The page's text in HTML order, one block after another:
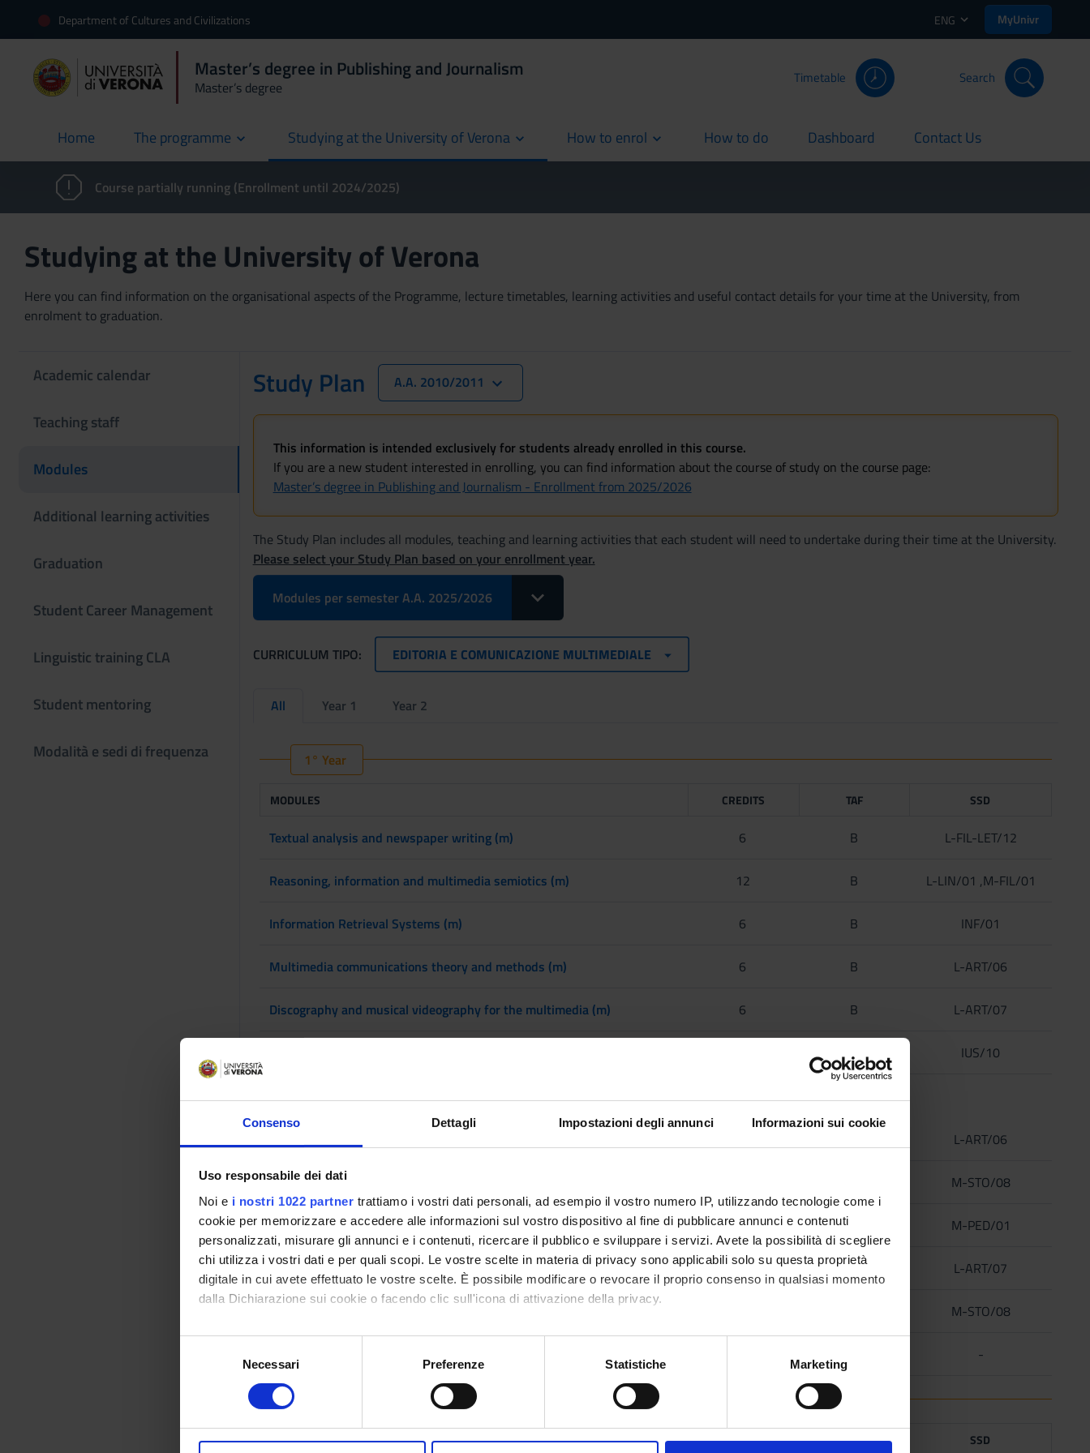
Consenso Dettagli Impostazioni degli annunci Informazioni sui cookie
Uso responsabile dei dati
Noi e i nostri 1022 partner trattiamo i vostri dati personali, ad esempio il vostro numero IP, utilizzando tecnologie come i
cookie per memorizzare e accedere alle informazioni sul vostro dispositivo al fine di pubblicare annunci e contenuti
personalizzati, misurare gli annunci e i contenuti, ricercare il pubblico e sviluppare i servizi. Avete la possibilità di scegliere
chi utilizza i vostri dati e per quali scopi. Le vostre scelte in materia di privacy sono applicabili solo su questa proprietà
digitale in cui avete effettuato le vostre scelte. È possibile modificare o revocare il proprio consenso in qualsiasi momento
dalla Dichiarazione sui cookie o facendo clic sull'icona di attivazione della privacy.
Con il tuo consenso, vorremmo anche:
raccogliere informazioni sulla tua posizione geografica, con un'approssimazione di qualche metro,
digitali).
modificare o ritirare il tuo consenso in qualsiasi momento dalla Dichiarazione sui cookie.
Necessari Preferenze Statistiche Marketing
Department of Cultures and Civilizations ENG MyUnivr
Master’s degree in Publishing and Journalism
Master’s degree
Timetable Search
Home
current The programme Studying at the University of Verona How to enrol How to do
current Dashboard
current Contact Us
current
Course partially running (Enrollment until 2024/2025)
Studying at the University of Verona
Here you can find information on the organisational aspects of the Programme, lecture timetables, learning activities and useful contact details for your time at the University, from
enrolment to graduation.
Academic calendar
Teaching staff
Modules
Additional learning activities
Graduation
Student Career Management
Linguistic training CLA
Student mentoring
Modalità e sedi di frequenza
Study Plan A.A. 2010/2011
This information is intended exclusively for students already enrolled in this course.
If you are a new student interested in enrolling, you can find information about the course of study on the course page:
Master’s degree in Publishing and Journalism - Enrollment from 2025/2026
The Study Plan includes all modules, teaching and learning activities that each student will need to undertake during their time at the University.
Please select your Study Plan based on your enrollment year.
Modules per semester A.A. 2025/2026
Toggle Dropdown Select Modules per semester
CURRICULUM TIPO: EDITORIA E COMUNICAZIONE MULTIMEDIALE
All Year 1 Year 2
1° Year
MODULES CREDITS TAF SSD
Textual analysis and newspaper writing (m) 6 B L-FIL-LET/12
Reasoning, information and multimedia semiotics (m) 12 B L-LIN/01 ,M-FIL/01
Information Retrieval Systems (m) 6 B INF/01
Multimedia communications theory and methods (m) 6 B L-ART/06
Discography and musical videography for the multimedia (m) 6 B L-ART/07
B IUS/10
Un insegnamento a scelta tra i seguenti
L-ART/06
History of the press and book industry (m) M-STO/08
Intercutural communication and multimedia (m) 6 M-PED/01
Fondamenti della comunicazione musicale (m) 6 C L-ART/07
M-STO/08
-
2° Year activated in the A.Y. 2011/2012
MODULES CREDITS TAF SSD